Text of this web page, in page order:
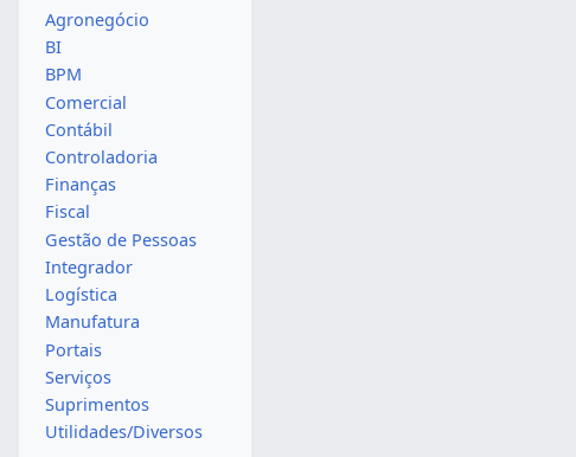
Agronegócio
BI
BPM
Comercial
Contábil
Controladoria
Finanças
Fiscal
Gestão de Pessoas
Integrador
Logística
Manufatura
Portais
Serviços
Suprimentos
Utilidades/Diversos